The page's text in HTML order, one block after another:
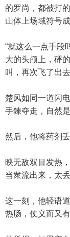
的罗尚，都被打
山体上场域符号
“就这么一点手段
大的头颅上，砰
叫，再次飞了出去
楚风如同一道闪
手鍊夺走，自然
然后，他将药剂
映无敌双目发热
当衆流出来，太
这一刻，他轻语
热肠，仗义而又